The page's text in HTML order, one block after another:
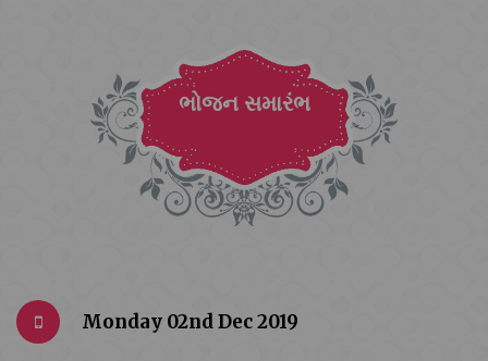
ભોજન સમારંભ
Monday 02nd Dec 2019